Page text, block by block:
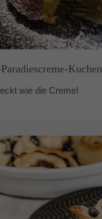
Kuchen
wie die Creme!